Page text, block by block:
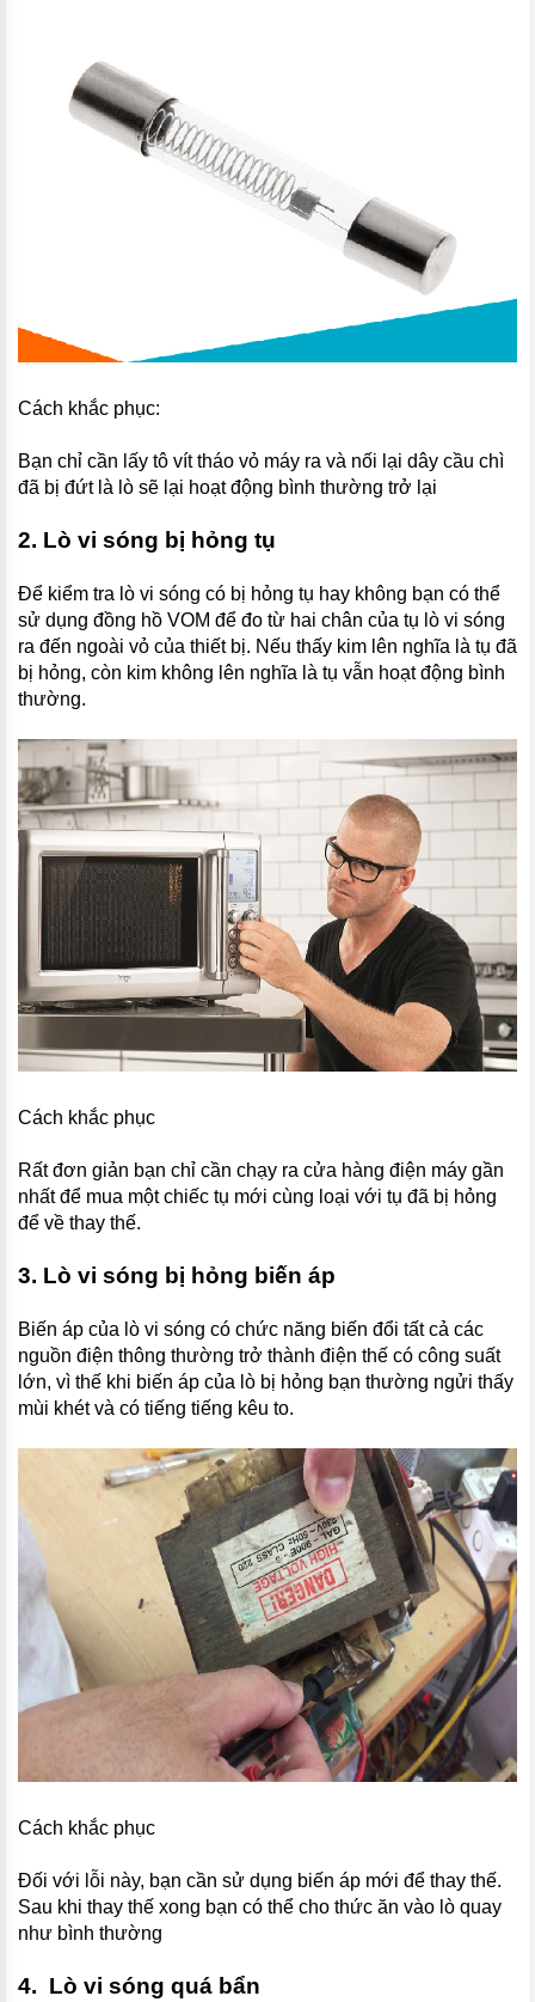
Cách khắc phục:
Bạn chỉ cần lấy tô vít tháo vỏ máy ra và nối lại dây cầu chì
đã bị đứt là lò sẽ lại hoạt động bình thường trở lại
2. Lò vi sóng bị hỏng tụ
Để kiểm tra lò vi sóng có bị hỏng tụ hay không bạn có thể
sử dụng đồng hồ VOM để đo từ hai chân của tụ lò vi sóng
ra đến ngoài vỏ của thiết bị. Nếu thấy kim lên nghĩa là tụ đã
bị hỏng, còn kim không lên nghĩa là tụ vẫn hoạt động bình
thường.
Cách khắc phục
Rất đơn giản bạn chỉ cần chạy ra cửa hàng điện máy gần
nhất để mua một chiếc tụ mới cùng loại với tụ đã bị hỏng
để về thay thế.
3. Lò vi sóng bị hỏng biến áp
Biến áp của lò vi sóng có chức năng biến đổi tất cả các
nguồn điện thông thường trở thành điện thế có công suất
lớn, vì thế khi biến áp của lò bị hỏng bạn thường ngửi thấy
mùi khét và có tiếng tiếng kêu to.
Cách khắc phục
Đối với lỗi này, bạn cần sử dụng biến áp mới để thay thế.
Sau khi thay thế xong bạn có thể cho thức ăn vào lò quay
như bình thường
4. Lò vi sóng quá bẩn